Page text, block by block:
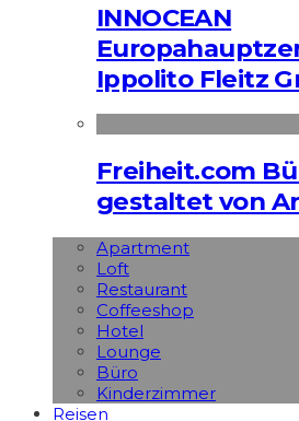
INNOCEAN
Ippolito Fleitz
Freiheit.com
gestaltet von
Apart­ment
Loft
Restaurant
Coffeeshop
Hotel
Lounge
Büro
Kinderzimmer
Reisen